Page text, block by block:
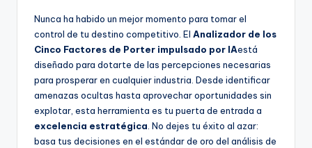
Nunca ha habido un mejor momento para tomar el
control de tu destino competitivo. El Analizador de los
Cinco Factores de Porter impulsado por IAestá
diseñado para dotarte de las percepciones necesarias
para prosperar en cualquier industria. Desde identificar
amenazas ocultas hasta aprovechar oportunidades sin
explotar, esta herramienta es tu puerta de entrada a
excelencia estratégica . No dejes tu éxito al azar:
basa tus decisiones en el estándar de oro del análisis de